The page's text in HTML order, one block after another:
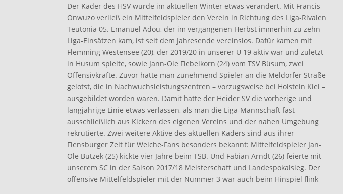
Der Kader des HSV wurde im aktuellen Winter etwas verändert. Mit Francis
Onwuzo verließ ein Mittelfeldspieler den Verein in Richtung des Liga-Rivalen
Teutonia 05. Emanuel Adou, der im vergangenen Herbst immerhin zu zehn
Liga-Einsätzen kam, ist seit dem Jahresende vereinslos. Dafür kamen mit
Flemming Westensee (20), der 2019/20 in unserer U 19 aktiv war und zuletzt
in Husum spielte, sowie Jann-Ole Fiebelkorn (24) vom TSV Büsum, zwei
Offensivkräfte. Zuvor hatte man zunehmend Spieler an die Meldorfer Straße
gelotst, die in Nachwuchsleistungszentren – vorzugsweise bei Holstein Kiel –
ausgebildet worden waren. Damit hatte der Heider SV die vorherige und
langjährige Linie etwas verlassen, als man die Liga-Mannschaft fast
ausschließlich aus Kickern des eigenen Vereins und der nahen Umgebung
rekrutierte. Zwei weitere Aktive des aktuellen Kaders sind aus ihrer
Flensburger Zeit für Weiche-Fans besonders bekannt: Mittelfeldspieler Jan-
Ole Butzek (25) kickte vier Jahre beim TSB. Und Fabian Arndt (26) feierte mit
unserem SC in der Saison 2017/18 Meisterschaft und Landespokalsieg. Der
offensive Mittelfeldspieler mit der Nummer 3 war auch beim Hinspiel flink